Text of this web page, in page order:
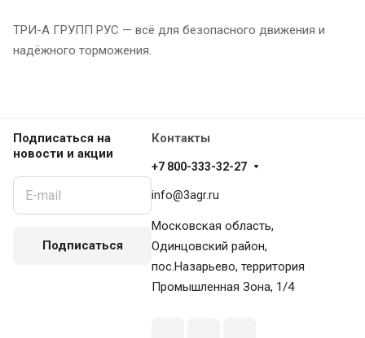
ТРИ-А ГРУПП РУС — всё для безопасного движения и
надёжного торможения.
Подписаться на
новости и акции
Подписаться
Контакты
+7 800-333-32-27
info@3agr.ru
Московская область,
Одинцовский район,
пос.Назарьево, территория
Промышленная Зона, 1/4